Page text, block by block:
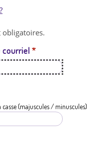
obligatoires.
courriel *
casse (majuscules / minuscules)